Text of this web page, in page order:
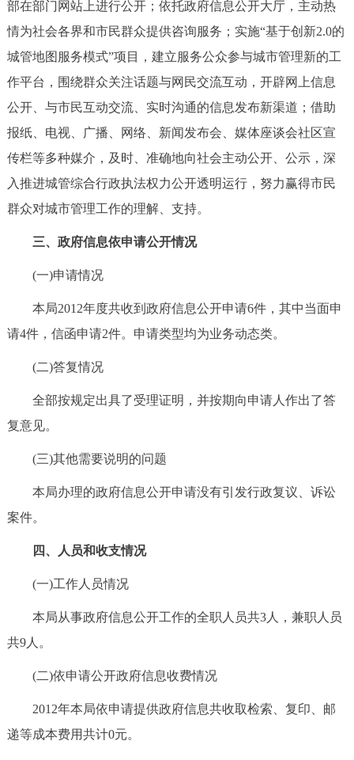
部在部门网站上进行公开；依托政府信息公开大厅，主动热
情为社会各界和市民群众提供咨询服务；实施“基于创新2.0的
城管地图服务模式”项目，建立服务公众参与城市管理新的工
作平台，围绕群众关注话题与网民交流互动，开辟网上信息
公开、与市民互动交流、实时沟通的信息发布新渠道；借助
报纸、电视、广播、网络、新闻发布会、媒体座谈会社区宣
传栏等多种媒介，及时、准确地向社会主动公开、公示，深
入推进城管综合行政执法权力公开透明运行，努力赢得市民
群众对城市管理工作的理解、支持。
三、政府信息依申请公开情况
(一)申请情况
本局2012年度共收到政府信息公开申请6件，其中当面申
请4件，信函申请2件。申请类型均为业务动态类。
(二)答复情况
全部按规定出具了受理证明，并按期向申请人作出了答
复意见。
(三)其他需要说明的问题
本局办理的政府信息公开申请没有引发行政复议、诉讼
案件。
四、人员和收支情况
(一)工作人员情况
本局从事政府信息公开工作的全职人员共3人，兼职人员
共9人。
(二)依申请公开政府信息收费情况
2012年本局依申请提供政府信息共收取检索、复印、邮
递等成本费用共计0元。